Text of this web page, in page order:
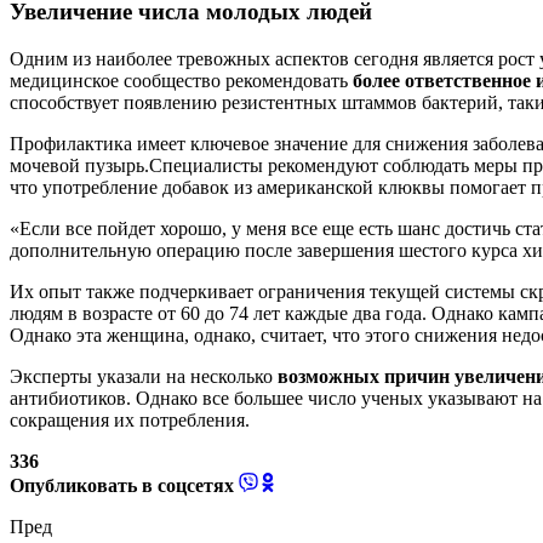
Увеличение числа молодых людей
Одним из наиболее тревожных аспектов сегодня является
медицинское сообщество рекомендовать более ответственное
способствует появлению резистентных штаммов бактерий,
Профилактика имеет ключевое значение для снижения
мочевой пузырь.Специалисты рекомендуют соблюдать меры
что употребление добавок из американской клюквы помогает
«Если все пойдет хорошо, у меня все еще есть шанс достичь
дополнительную операцию после завершения шестого курса
Их опыт также подчеркивает ограничения текущей системы
людям в возрасте от 60 до 74 лет каждые два года. Однако
Однако эта женщина, однако, считает, что этого снижения
Эксперты указали на несколько возможных причин
антибиотиков. Однако все большее число ученых указывают
сокращения их потребления.
336
Опубликовать в соцсетях
Пред